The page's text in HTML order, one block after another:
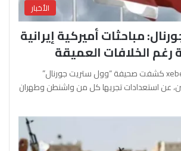
الأخبار
مباحثات أميركية إيرانية
رغم الخلافات العميقة
آفرين علو ـ xeber24.net كشفت صحيفة “وول ستريت جورنال”
عن استعدادات تجريها كل من واشنطن وطهران